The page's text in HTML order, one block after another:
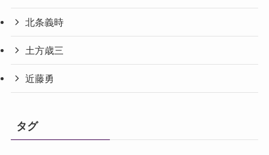
北条義時
土方歳三
近藤勇
タグ